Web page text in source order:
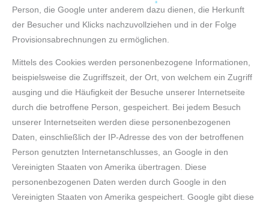
Person, die Google unter anderem dazu dienen, die Herkunft
der Besucher und Klicks nachzuvollziehen und in der Folge
Provisionsabrechnungen zu ermöglichen.
Mittels des Cookies werden personenbezogene Informationen,
beispielsweise die Zugriffszeit, der Ort, von welchem ein Zugriff
ausging und die Häufigkeit der Besuche unserer Internetseite
durch die betroffene Person, gespeichert. Bei jedem Besuch
unserer Internetseiten werden diese personenbezogenen
Daten, einschließlich der IP-Adresse des von der betroffenen
Person genutzten Internetanschlusses, an Google in den
Vereinigten Staaten von Amerika übertragen. Diese
personenbezogenen Daten werden durch Google in den
Vereinigten Staaten von Amerika gespeichert. Google gibt diese